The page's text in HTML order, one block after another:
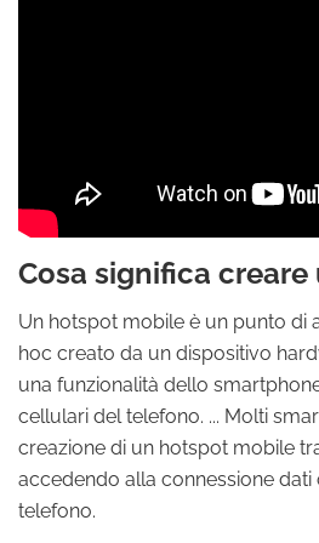
Cosa significa
Un hotspot mobile è un punto di
hoc creato da un dispositivo
una funzionalità dello
cellulari del telefono. ... Molti
creazione di un hotspot mobile
accedendo alla connessione
telefono.